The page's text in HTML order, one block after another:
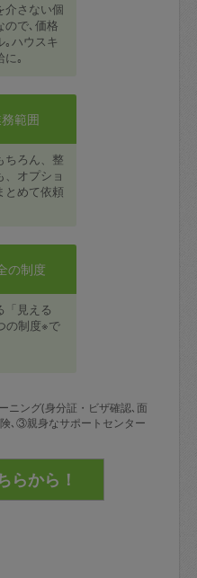
介さない個
ので､価格
｡ハウスキ
に｡
範囲
ちろん、整
、オプショ
とめて依頼
の制度
「見える
の制度※で
ニング(身分証・ビザ確認､面
､③親身なサポートセンター